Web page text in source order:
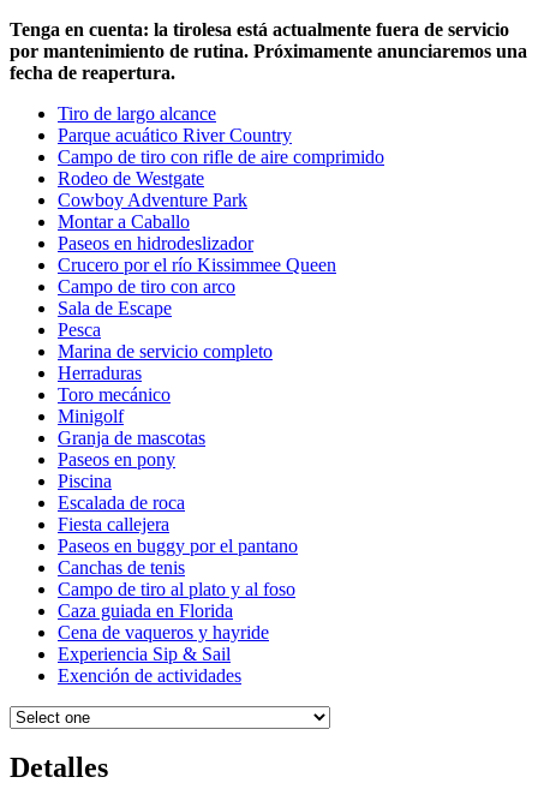
Tenga en cuenta: la tirolesa está actualmente fuera de servicio
por mantenimiento de rutina. Próximamente anunciaremos una
fecha de reapertura.
Tiro de largo alcance
Parque acuático River Country
Campo de tiro con rifle de aire comprimido
Rodeo de Westgate
Cowboy Adventure Park
Montar a Caballo
Paseos en hidrodeslizador
Crucero por el río Kissimmee Queen
Campo de tiro con arco
Sala de Escape
Pesca
Marina de servicio completo
Herraduras
Toro mecánico
Minigolf
Granja de mascotas
Paseos en pony
Piscina
Escalada de roca
Fiesta callejera
Paseos en buggy por el pantano
Canchas de tenis
Campo de tiro al plato y al foso
Caza guiada en Florida
Cena de vaqueros y hayride
Experiencia Sip & Sail
Exención de actividades
Detalles